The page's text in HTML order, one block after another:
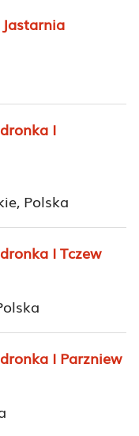
I
Polska
I Tczew
I Parzniew